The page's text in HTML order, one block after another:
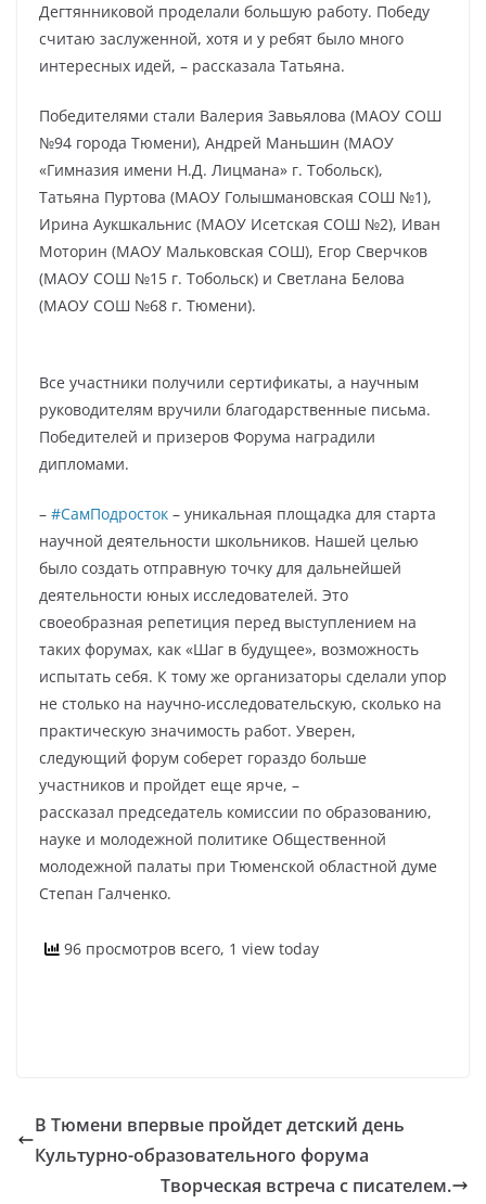
Дегтянниковой проделали большую работу. Победу
считаю заслуженной, хотя и у ребят было много
интересных идей, – рассказала Татьяна.
Победителями стали Валерия Завьялова (МАОУ СОШ
№94 города Тюмени), Андрей Маньшин (МАОУ
«Гимназия имени Н.Д. Лицмана» г. Тобольск),
Татьяна Пуртова (МАОУ Голышмановская СОШ №1),
Ирина Аукшкальнис (МАОУ Исетская СОШ №2), Иван
Моторин (МАОУ Мальковская СОШ), Егор Сверчков
(МАОУ СОШ №15 г. Тобольск) и Светлана Белова
(МАОУ СОШ №68 г. Тюмени).
Все участники получили сертификаты, а научным
руководителям вручили благодарственные письма.
Победителей и призеров Форума наградили
дипломами.
– #СамПодросток – уникальная площадка для старта
научной деятельности школьников. Нашей целью
было создать отправную точку для дальнейшей
деятельности юных исследователей. Это
своеобразная репетиция перед выступлением на
таких форумах, как «Шаг в будущее», возможность
испытать себя. К тому же организаторы сделали упор
не столько на научно-исследовательскую, сколько на
практическую значимость работ. Уверен,
следующий форум соберет гораздо больше
участников и пройдет еще ярче, –
рассказал председатель комиссии по образованию,
науке и молодежной политике Общественной
молодежной палаты при Тюменской областной думе
Степан Галченко.
96 просмотров всего, 1 view today
В Тюмени впервые пройдет детский день
Культурно-образовательного форума
Творческая встреча с писателем.